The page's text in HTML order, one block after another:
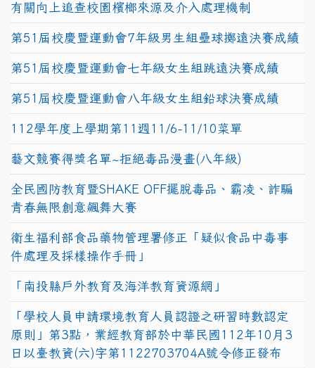
有關向上追查校園檳榔來源及介入處理機制
第51屆校慶暨運動會7年級男生組壘球擲遠決賽成績
第51屆校慶暨運動會七年級女生組跳遠決賽成績
第51屆校慶暨運動會八年級女生組鉛球決賽成績
112學年度上學期第11週11/6-11/10菜單
藝文競賽得獎名單~拒絕毒品漫畫(八年級)
全民國防教育暨SHAKE OFF擺脫毒品、霸凌、詐騙
青春無限創意飆舞大賽
衛生福利部食品藥物管理署修正「疑似食品中毒事
件處理及採樣操作手冊」
「南投縣戶外教育及海洋教育資源網」
「學校人員申請環境教育人員認證之研習時數認定
原則」第3點，業經教育部於中華民國112年10月3
日以臺教資(六)字第1122703704A號令修正發布